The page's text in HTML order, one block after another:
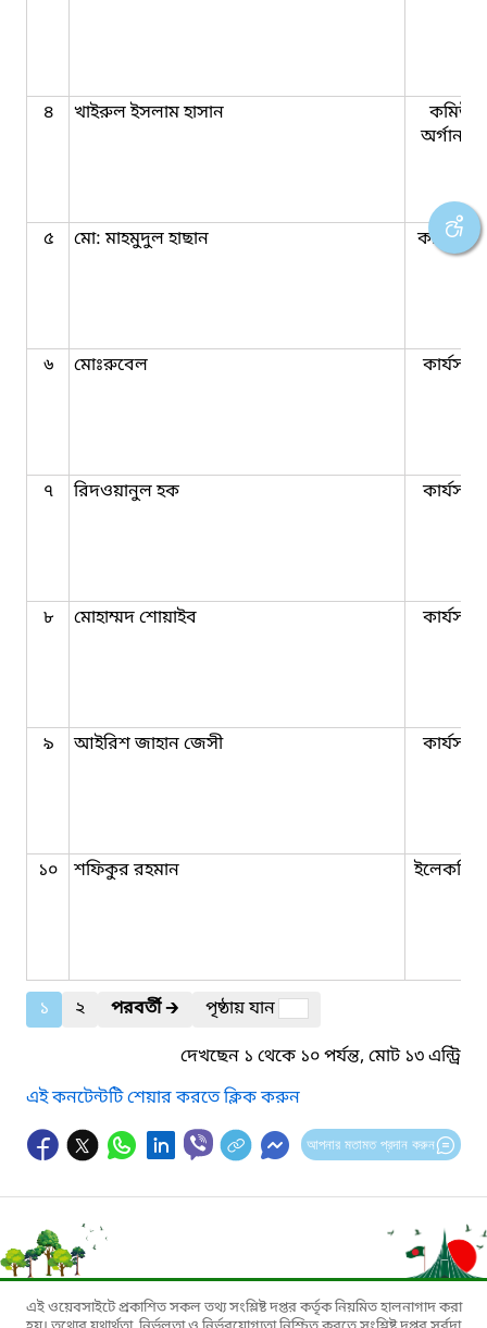
৪ খাইরুল ইসলাম হাসান
৫ মো: মাহমুদুল হাছান কার্য্য-
৬ মোঃরুবেল
৭ রিদওয়ানুল হক
৮ মোহাম্মদ শোয়াইব
৯ আইরিশ জাহান জেসী
১০ শফিকুর রহমান
১ ২ পরবর্তী🡲
পৃষ্ঠায় যান
দেখছেন ১ থেকে ১০ পর্যন্ত, মোট ১৩ এন্ট্রি
এই কনটেন্টটি শেয়ার করতে ক্লিক করুন
আপনার মতামত প্রদান করুন
এই ওয়েবসাইটে প্রকাশিত সকল তথ্য সংশ্লিষ্ট দপ্তর কর্তৃক নিয়মিত হালনাগাদ করা